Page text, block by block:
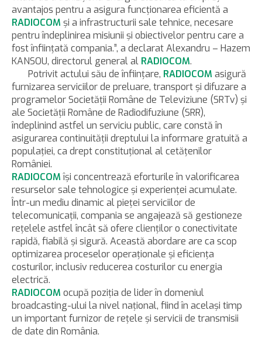
avantajos pentru a asigura funcţionarea eficientă a
RADIOCOM şi a infrastructurii sale tehnice, necesare
pentru îndeplinirea misiunii şi obiectivelor pentru care a
fost înfiinţată compania.”, a declarat Alexandru – Hazem
KANSOU, directorul general al RADIOCOM.
Potrivit actului său de înfiinţare, RADIOCOM asigură
furnizarea serviciilor de preluare, transport şi difuzare a
programelor Societăţii Române de Televiziune (SRTv) şi
ale Societăţii Române de Radiodifuziune (SRR),
îndeplinind astfel un serviciu public, care constă în
asigurarea continuităţii dreptului la informare gratuită a
populaţiei, ca drept constituţional al cetăţenilor
României.
RADIOCOMîşi concentrează eforturile în valorificarea
resurselor sale tehnologice şi experienţei acumulate.
Într-un mediu dinamic al pieţei serviciilor de
telecomunicaţii, compania se angajează să gestioneze
reţelele astfel încât să ofere clienţilor o conectivitate
rapidă, fiabilă şi sigură. Această abordare are ca scop
optimizarea proceselor operaţionale şi eficienţa
costurilor, inclusiv reducerea costurilor cu energia
electrică.
RADIOCOM ocupă poziţia de lider în domeniul
broadcasting-ului la nivel naţional, fiind în acelaşi timp
un important furnizor de reţele şi servicii de transmisii
de date din România.